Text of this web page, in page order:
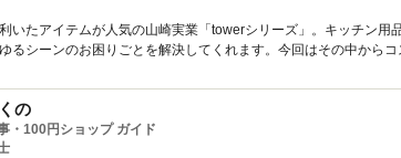
いたアイテムが人気の山崎実業「towerシリーズ」。キッチン用
るシーンのお困りごとを解決してくれます。今回はその中から
の
・100円ショップ ガイド